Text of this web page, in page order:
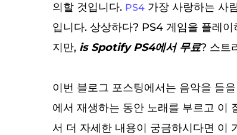
의할 것입니다. PS4 가장 사랑하는 사
입니다. 상상하다? PS4 게임을 플레
지만, is Spotify PS4에서 무료? 스트
이번 블로그 포스팅에서는 음악을 들
에서 재생하는 동안 노래를 부르고 이
서 더 자세한 내용이 궁금하시다면 이